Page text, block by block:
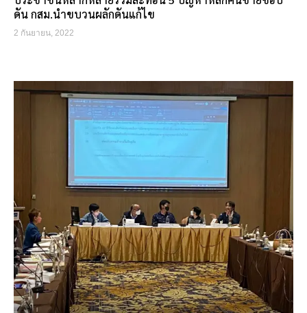
ดัน กสม.นำขบวนผลักดันแก้ไข
2 กันยายน, 2022